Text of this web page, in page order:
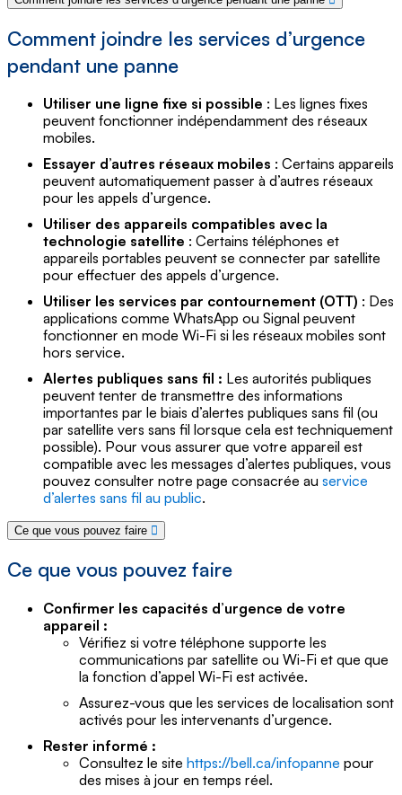
Comment joindre les services d’urgence
pendant une panne
Utiliser une ligne fixe si possible : Les lignes fixes
peuvent fonctionner indépendamment des réseaux
mobiles.
Essayer d’autres réseaux mobiles : Certains appareils
peuvent automatiquement passer à d’autres réseaux
pour les appels d’urgence.
Utiliser des appareils compatibles avec la
technologie satellite : Certains téléphones et
appareils portables peuvent se connecter par satellite
pour effectuer des appels d’urgence.
Utiliser les services par contournement (OTT) : Des
applications comme WhatsApp ou Signal peuvent
fonctionner en mode Wi-Fi si les réseaux mobiles sont
hors service.
Alertes publiques sans fil : Les autorités publiques
peuvent tenter de transmettre des informations
importantes par le biais d’alertes publiques sans fil (ou
par satellite vers sans fil lorsque cela est techniquement
possible). Pour vous assurer que votre appareil est
compatible avec les messages d’alertes publiques, vous
pouvez consulter notre page consacrée au service
d’alertes sans fil au public.
Ce que vous pouvez faire
Ce que vous pouvez faire
Confirmer les capacités d’urgence de votre
appareil :
Vérifiez si votre téléphone supporte les
communications par satellite ou Wi-Fi et que que
la fonction d’appel Wi-Fi est activée.
Assurez-vous que les services de localisation sont
activés pour les intervenants d’urgence.
Rester informé :
Consultez le site https://bell.ca/infopanne pour
des mises à jour en temps réel.